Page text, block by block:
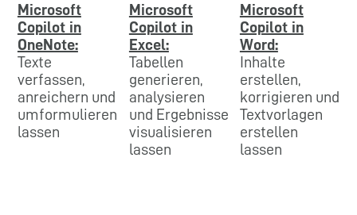
Microsoft
Copilot in
OneNote:
Texte
verfassen,
anreichern und
umformulieren
lassen
Microsoft
Copilot in
Excel:
Tabellen
generieren,
analysieren
und Ergebnisse
visualisieren
lassen
Microsoft
Copilot in
Word:
Inhalte
erstellen,
korrigieren und
Textvorlagen
erstellen
lassen